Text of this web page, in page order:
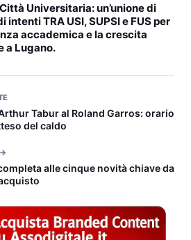
Universitaria: un’unione di
intenti TRA USI, SUPSI e FUS per
accademica e la crescita
a Lugano.
Tabur al Roland Garros: orario
del caldo
→
alle cinque novità chiave da